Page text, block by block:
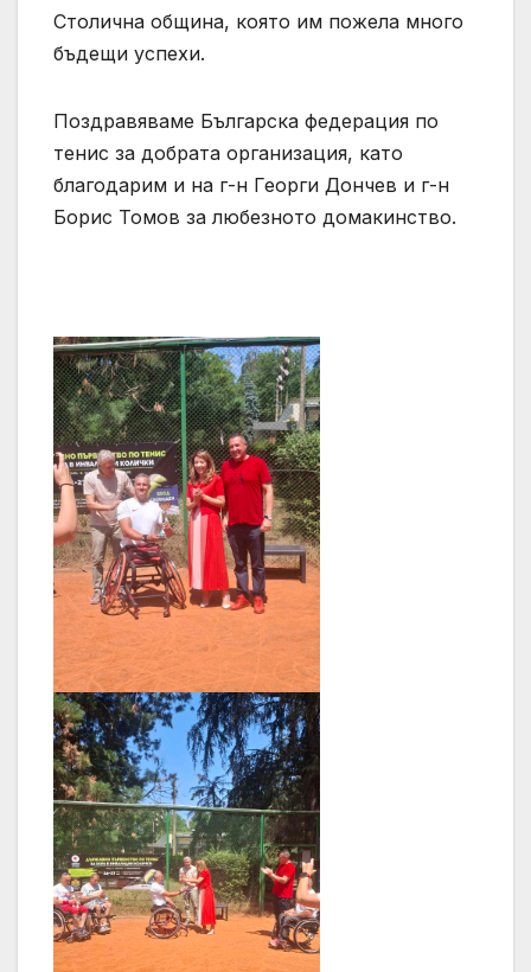
Столична община, която им пожела много
бъдещи успехи.
Поздравяваме Българска федерация по
тенис за добрата организация, като
благодарим и на г-н Георги Дончев и г-н
Борис Томов за любезното домакинство.